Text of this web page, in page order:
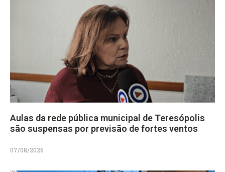
Aulas da rede pública municipal de Teresópolis
são suspensas por previsão de fortes ventos
07/08/2026